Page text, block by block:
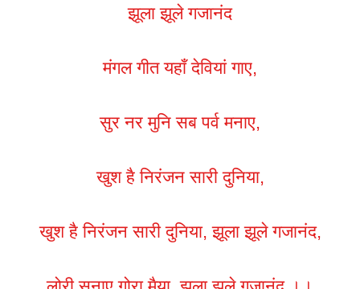
झूला झूले गजानंद
मंगल गीत यहाँ देवियां गाए,
सुर नर मुनि सब पर्व मनाए,
खुश है निरंजन सारी दुनिया,
खुश है निरंजन सारी दुनिया, झूला झूले गजानंद,